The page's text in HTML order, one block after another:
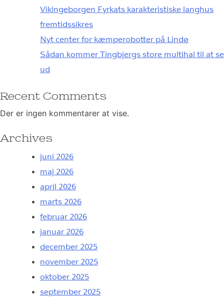
Vikingeborgen Fyrkats karakteristiske langhus
fremtidssikres
Nyt center for kæmperobotter på Lindø
Sådan kommer Tingbjergs store multihal til at se
ud
Recent Comments
Der er ingen kommentarer at vise.
Archives
juni 2026
maj 2026
april 2026
marts 2026
februar 2026
januar 2026
december 2025
november 2025
oktober 2025
september 2025